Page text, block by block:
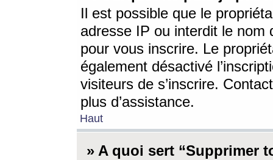
Il est possible que le
adresse IP ou interdit le nom
pour vous inscrire. Le
également désactivé
visiteurs de s’inscrire.
plus d’assistance.
Haut
» A quoi sert “Supprimer